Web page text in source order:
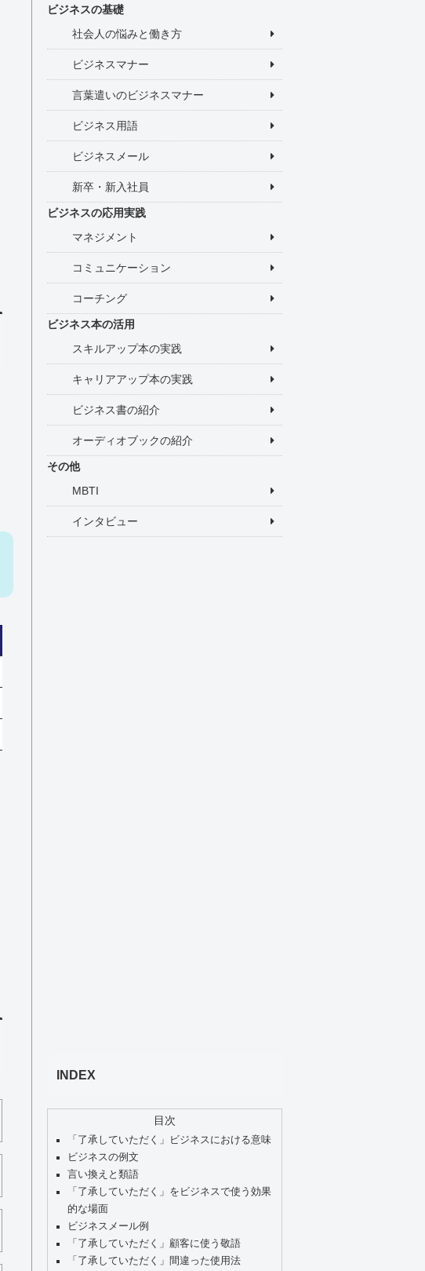
ビジネスの基礎
社会人の悩みと働き方
ビジネスマナー
言葉遣いのビジネスマナー
ビジネス用語
ビジネスメール
新卒・新入社員
ビジネスの応用実践
マネジメント
コミュニケーション
コーチング
ビジネス本の活用
スキルアップ本の実践
キャリアアップ本の実践
ビジネス書の紹介
オーディオブックの紹介
その他
MBTI
インタビュー
INDEX
目次
「了承していただく」ビジネスにおける意味
ビジネスの例文
言い換えと類語
「了承していただく」をビジネスで使う効果
的な場面
ビジネスメール例
「了承していただく」顧客に使う敬語
「了承していただく」間違った使用法